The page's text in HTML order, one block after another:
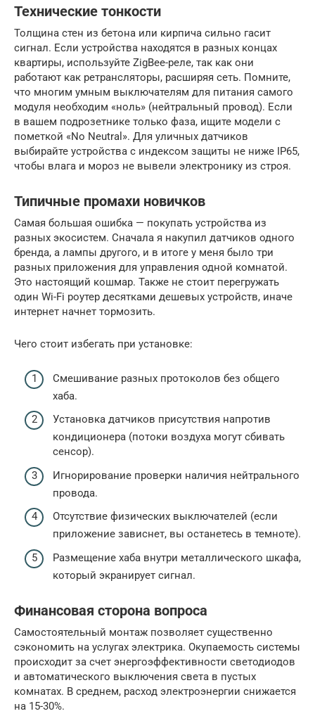
Технические тонкости
Толщина стен из бетона или кирпича сильно гасит
сигнал. Если устройства находятся в разных концах
квартиры, используйте ZigBee-реле, так как они
работают как ретрансляторы, расширяя сеть. Помните,
что многим умным выключателям для питания самого
модуля необходим «ноль» (нейтральный провод). Если
в вашем подрозетнике только фаза, ищите модели с
пометкой «No Neutral». Для уличных датчиков
выбирайте устройства с индексом защиты не ниже IP65,
чтобы влага и мороз не вывели электронику из строя.
Типичные промахи новичков
Самая большая ошибка — покупать устройства из
разных экосистем. Сначала я накупил датчиков одного
бренда, а лампы другого, и в итоге у меня было три
разных приложения для управления одной комнатой.
Это настоящий кошмар. Также не стоит перегружать
один Wi-Fi роутер десятками дешевых устройств, иначе
интернет начнет тормозить.
Чего стоит избегать при установке:
Смешивание разных протоколов без общего
хаба.
Установка датчиков присутствия напротив
кондиционера (потоки воздуха могут сбивать
сенсор).
Игнорирование проверки наличия нейтрального
провода.
Отсутствие физических выключателей (если
приложение зависнет, вы останетесь в темноте).
Размещение хаба внутри металлического шкафа,
который экранирует сигнал.
Финансовая сторона вопроса
Самостоятельный монтаж позволяет существенно
сэкономить на услугах электрика. Окупаемость системы
происходит за счет энергоэффективности светодиодов
и автоматического выключения света в пустых
комнатах. В среднем, расход электроэнергии снижается
на 15-30%.